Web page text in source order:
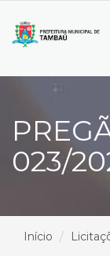
023/
Início